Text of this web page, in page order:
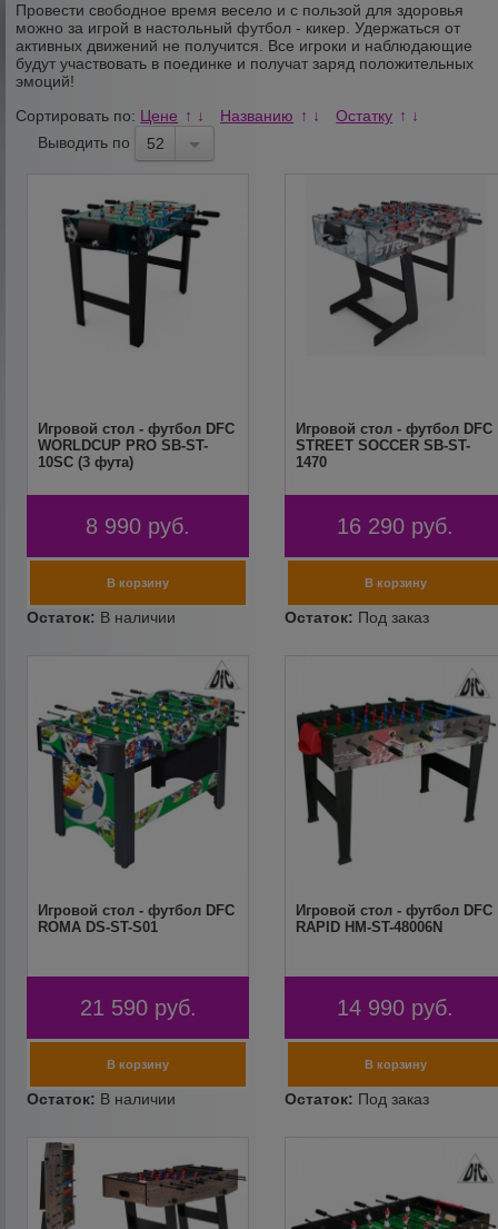
Провести свободное время весело и с пользой для здоровья
можно за игрой в настольный футбол - кикер. Удержаться от
активных движений не получится. Все игроки и наблюдающие
будут участвовать в поединке и получат заряд положительных
эмоций!
Сортировать по: Цене ↑ ↓ Названию ↑ ↓ Остатку ↑ ↓
Выводить по 52
Игровой стол - футбол DFC
WORLDCUP PRO SB-ST-
10SC (3 фута)
8 990 руб.
Игровой стол - футбол DFC
STREET SOCCER SB-ST-
1470
16 290 руб.
Игровой стол - футбол DFC
ROMA DS-ST-S01
21 590 руб.
Игровой стол - футбол DFC
RAPID HM-ST-48006N
14 990 руб.